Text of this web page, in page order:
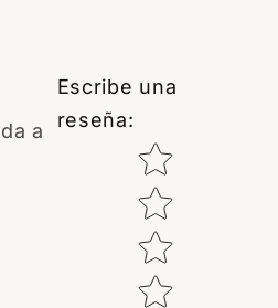
a
Escribe una
reseña:
Star rating